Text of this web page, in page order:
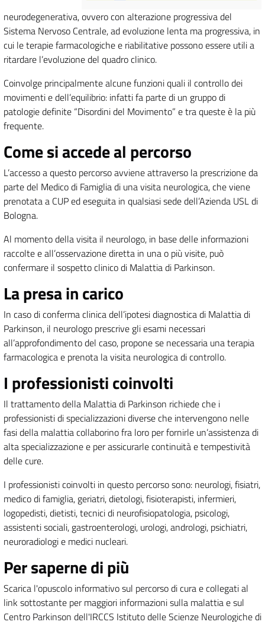
neurodegenerativa, ovvero con alterazione progressiva del
Sistema Nervoso Centrale, ad evoluzione lenta ma progressiva, in
cui le terapie farmacologiche e riabilitative possono essere utili a
ritardare l’evoluzione del quadro clinico.
Coinvolge principalmente alcune funzioni quali il controllo dei
movimenti e dell’equilibrio: infatti fa parte di un gruppo di
patologie definite “Disordini del Movimento” e tra queste è la più
frequente.
Come si accede al percorso
L’accesso a questo percorso avviene attraverso la prescrizione da
parte del Medico di Famiglia di una visita neurologica, che viene
prenotata a CUP ed eseguita in qualsiasi sede dell’Azienda USL di
Bologna.
Al momento della visita il neurologo, in base delle informazioni
raccolte e all’osservazione diretta in una o più visite, può
confermare il sospetto clinico di Malattia di Parkinson.
La presa in carico
In caso di conferma clinica dell’ipotesi diagnostica di Malattia di
Parkinson, il neurologo prescrive gli esami necessari
all’approfondimento del caso, propone se necessaria una terapia
farmacologica e prenota la visita neurologica di controllo.
I professionisti coinvolti
Il trattamento della Malattia di Parkinson richiede che i
professionisti di specializzazioni diverse che intervengono nelle
fasi della malattia collaborino fra loro per fornirle un’assistenza di
alta specializzazione e per assicurarle continuità e tempestività
delle cure.
I professionisti coinvolti in questo percorso sono: neurologi, fisiatri,
medico di famiglia, geriatri, dietologi, fisioterapisti, infermieri,
logopedisti, dietisti, tecnici di neurofisiopatologia, psicologi,
assistenti sociali, gastroenterologi, urologi, andrologi, psichiatri,
neuroradiologi e medici nucleari.
Per saperne di più
Scarica l'opuscolo informativo sul percorso di cura e collegati al
link sottostante per maggiori informazioni sulla malattia e sul
Centro Parkinson dell'IRCCS Istituto delle Scienze Neurologiche di